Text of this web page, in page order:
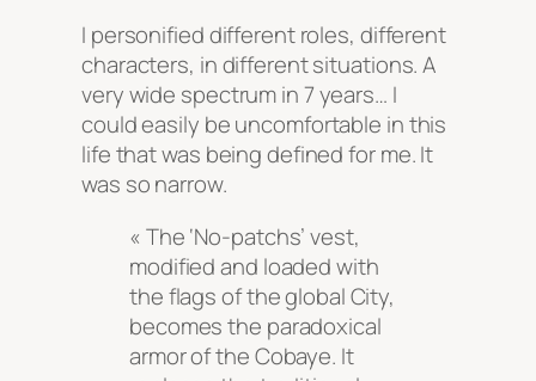
I personified different roles, different
characters, in different situations. A
very wide spectrum in 7 years… I
could easily be uncomfortable in this
life that was being defined for me. It
was so narrow.
« The ‘No-patchs’ vest,
modified and loaded with
the flags of the global City,
becomes the paradoxical
armor of the Cobaye. It